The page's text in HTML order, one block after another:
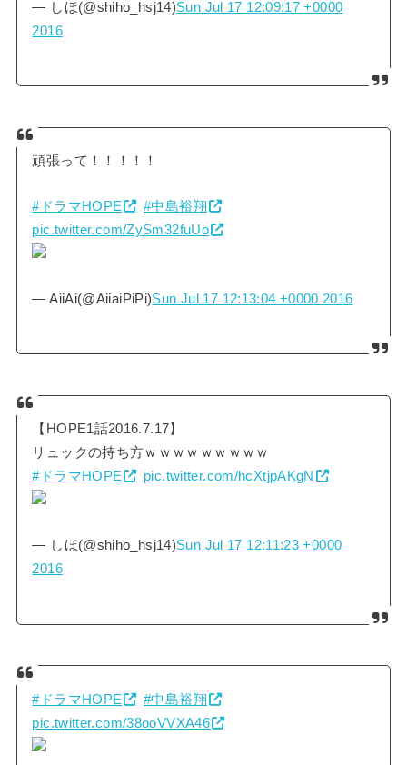
— しほ(@shiho_hsj14)Sun Jul 17 12:09:17 +0000
2016
頑張って！！！！！
#ドラマHOPE
#中島裕翔
pic.twitter.com/ZySm32fuUo
— AiiAi(@AiiaiPiPi)Sun Jul 17 12:13:04 +0000 2016
【HOPE1話2016.7.17】
リュックの持ち方ｗｗｗｗｗｗｗｗｗ
#ドラマHOPE
pic.twitter.com/hcXtjpAKgN
— しほ(@shiho_hsj14)Sun Jul 17 12:11:23 +0000
2016
#ドラマHOPE
#中島裕翔
pic.twitter.com/38ooVVXA46